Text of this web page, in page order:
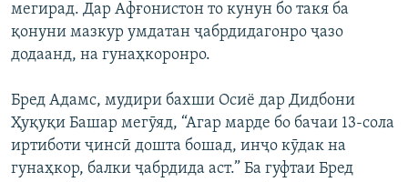
мегирад. Дар Афғонистон то кунун бо такя ба
қонуни мазкур умдатан ҷабрдидагонро ҷазо
додаанд, на гунаҳкоронро.
Бред Адамс, мудири бахши Осиё дар Дидбони
Ҳуқуқи Башар мегӯяд, “Агар марде бо бачаи 13-сола
иртиботи ҷинсӣ дошта бошад, инҷо кӯдак на
гунаҳкор, балки ҷабрдида аст.” Ба гуфтаи Бред